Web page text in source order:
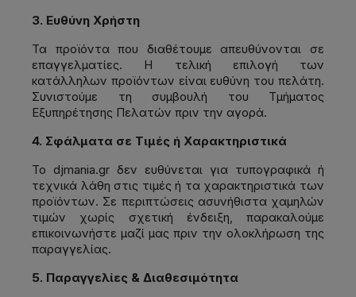
3. Ευθύνη Χρήστη
Τα προϊόντα που διαθέτουμε απευθύνονται σε
επαγγελματίες. Η τελική επιλογή των
κατάλληλων προϊόντων είναι ευθύνη του πελάτη.
Συνιστούμε τη συμβουλή του Τμήματος
Εξυπηρέτησης Πελατών πριν την αγορά.
4. Σφάλματα σε Τιμές ή Χαρακτηριστικά
Το djmania.gr δεν ευθύνεται για τυπογραφικά ή
τεχνικά λάθη στις τιμές ή τα χαρακτηριστικά των
προϊόντων. Σε περιπτώσεις ασυνήθιστα χαμηλών
τιμών χωρίς σχετική ένδειξη, παρακαλούμε
επικοινωνήστε μαζί μας πριν την ολοκλήρωση της
παραγγελίας.
5. Παραγγελίες & Διαθεσιμότητα